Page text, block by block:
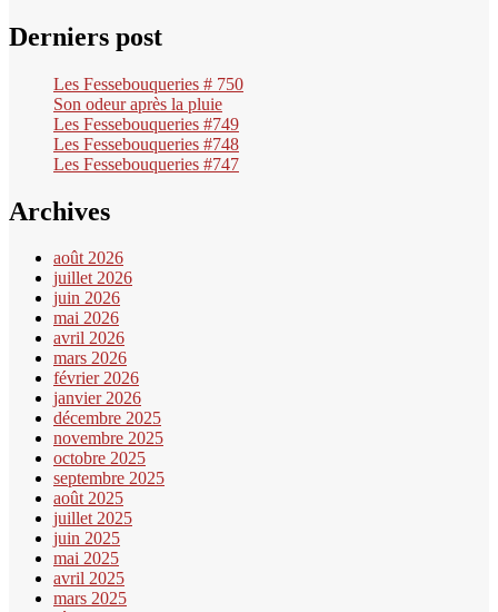
Derniers post
Les Fessebouqueries # 750
Son odeur après la pluie
Les Fessebouqueries #749
Les Fessebouqueries #748
Les Fessebouqueries #747
Archives
août 2026
juillet 2026
juin 2026
mai 2026
avril 2026
mars 2026
février 2026
janvier 2026
décembre 2025
novembre 2025
octobre 2025
septembre 2025
août 2025
juillet 2025
juin 2025
mai 2025
avril 2025
mars 2025